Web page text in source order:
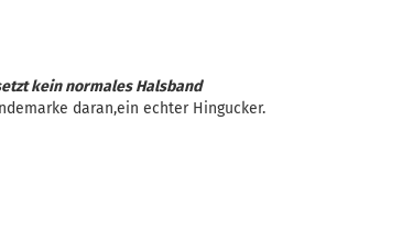
kein normales Halsband
daran,ein echter Hingucker.